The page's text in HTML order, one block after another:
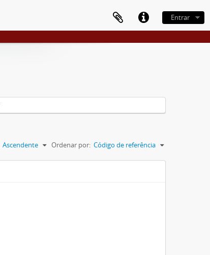
Entrar
Ordenar por: Código de referência
Ascendente